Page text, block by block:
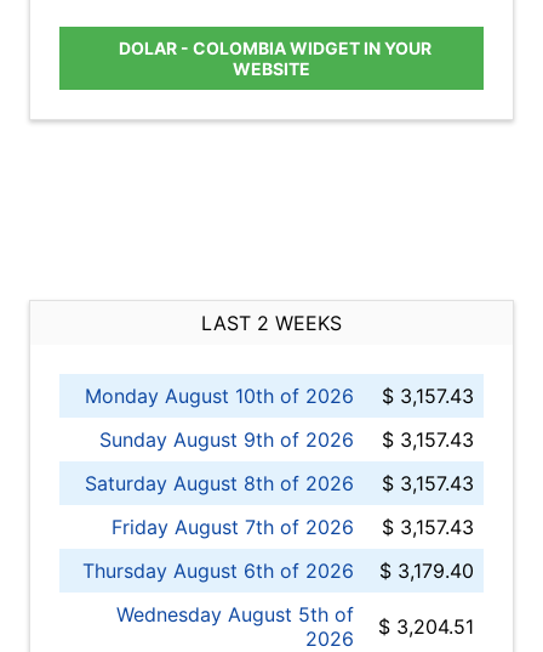
DOLAR - COLOMBIA WIDGET IN YOUR
WEBSITE
LAST 2 WEEKS
Monday August 10th of 2026
$ 3,157.43
Sunday August 9th of 2026
$ 3,157.43
Saturday August 8th of 2026
$ 3,157.43
Friday August 7th of 2026
$ 3,157.43
Thursday August 6th of 2026
$ 3,179.40
Wednesday August 5th of
2026
$ 3,204.51